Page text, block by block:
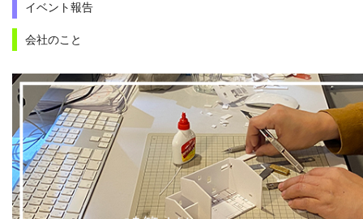
イベント報告
会社のこと